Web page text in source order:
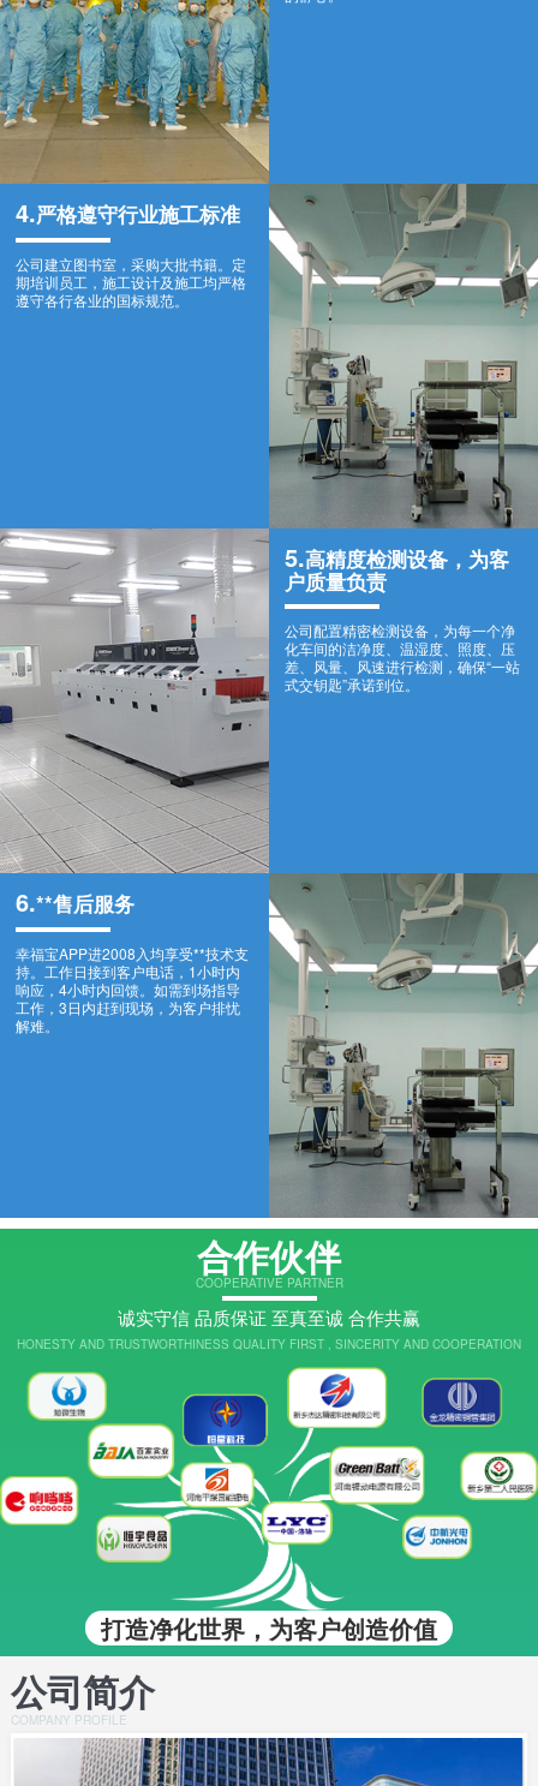
4.严格遵守行业施工标准
公司建立图书室，采购大批书籍。定
期培训员工，施工设计及施工均严格
遵守各行各业的国标规范。
5.高精度检测设备，为客
户质量负责
公司配置精密检测设备，为每一个净
化车间的洁净度、温湿度、照度、压
差、风量、风速进行检测，确保“一站
式交钥匙”承诺到位。
6.**售后服务
幸福宝APP进2008入均享受**技术支
持。工作日接到客户电话，1小时内
响应，4小时内回馈。如需到场指导
工作，3日内赶到现场，为客户排忧
解难。
合作伙伴
COOPERATIVE PARTNER
诚实守信 品质保证 至真至诚 合作共赢
HONESTY AND TRUSTWORTHINESS QUALITY FIRST , SINCERITY AND COOPERATION
打造净化世界，为客户创造价值
公司简介
COMPANY PROFILE